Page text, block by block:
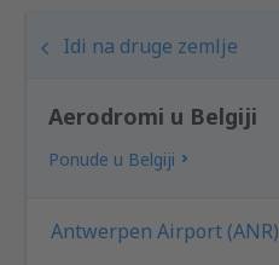
Idi na druge zemlje
Aerodromi u Belgiji
Ponude u Belgiji
Antwerpen Airport (ANR)